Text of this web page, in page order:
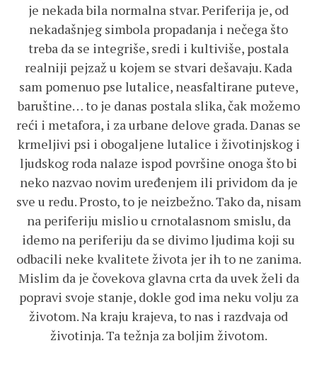
je nekada bila normalna stvar. Periferija je, od
nekadašnjeg simbola propadanja i nečega što
treba da se integriše, sredi i kultiviše, postala
realniji pejzaž u kojem se stvari dešavaju. Kada
sam pomenuo pse lutalice, neasfaltirane puteve,
baruštine… to je danas postala slika, čak možemo
reći i metafora, i za urbane delove grada. Danas se
krmeljivi psi i obogaljene lutalice i životinjskog i
ljudskog roda nalaze ispod površine onoga što bi
neko nazvao novim uređenjem ili prividom da je
sve u redu. Prosto, to je neizbežno. Tako da, nisam
na periferiju mislio u crnotalasnom smislu, da
idemo na periferiju da se divimo ljudima koji su
odbacili neke kvalitete života jer ih to ne zanima.
Mislim da je čovekova glavna crta da uvek želi da
popravi svoje stanje, dokle god ima neku volju za
životom. Na kraju krajeva, to nas i razdvaja od
životinja. Ta težnja za boljim životom.